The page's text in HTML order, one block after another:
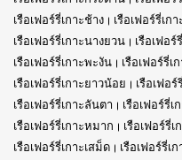
เรือเฟอร์รี่เกาะช้าง
เรือเฟอร์รี่เกา
เรือเฟอร์รี่เกาะนางยวน
เรือเฟอ
เรือเฟอร์รี่เกาะพะงัน
เรือเฟอร์รี่เ
เรือเฟอร์รี่เกาะยาวน้อย
เรือเฟอ
เรือเฟอร์รี่เกาะลันตา
เรือเฟอร์รี่เ
เรือเฟอร์รี่เกาะหมาก
เรือเฟอร์รี่เ
เรือเฟอร์รี่เกาะเสม็ด
เรือเฟอร์รี่เ